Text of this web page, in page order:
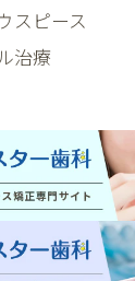
スピース
治療